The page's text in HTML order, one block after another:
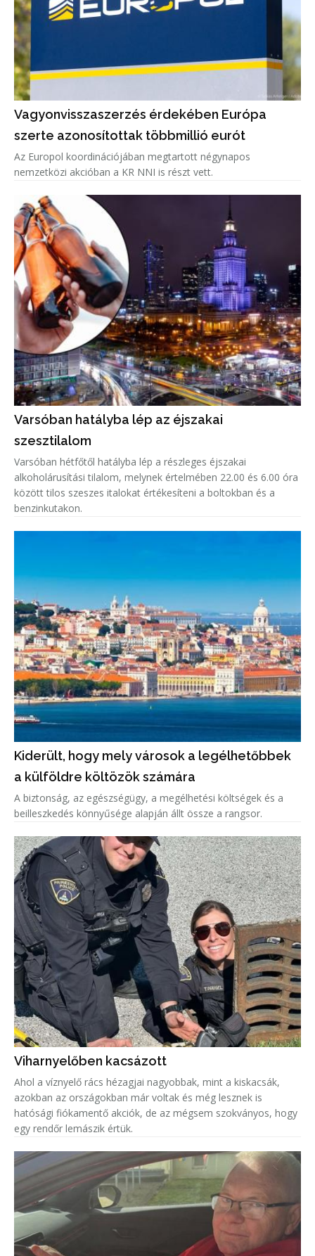
Vagyonvisszaszerzés érdekében Európa
szerte azonosítottak többmillió eurót
Az Europol koordinációjában megtartott négynapos
nemzetközi akcióban a KR NNI is részt vett.
Varsóban hatályba lép az éjszakai
szesztilalom
Varsóban hétfőtől hatályba lép a részleges éjszakai
alkoholárusítási tilalom, melynek értelmében 22.00 és 6.00 óra
között tilos szeszes italokat értékesíteni a boltokban és a
benzinkutakon.
Kiderült, hogy mely városok a legélhetőbbek
a külföldre költözök számára
A biztonság, az egészségügy, a megélhetési költségek és a
beilleszkedés könnyűsége alapján állt össze a rangsor.
Viharnyelőben kacsázott
Ahol a víznyelő rács hézagjai nagyobbak, mint a kiskacsák,
azokban az országokban már voltak és még lesznek is
hatósági fiókamentő akciók, de az mégsem szokványos, hogy
egy rendőr lemászik értük.